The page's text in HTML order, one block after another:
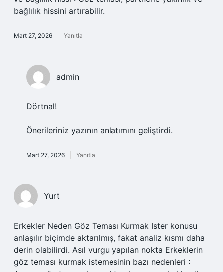
bağlılık hissini artırabilir.
Mart 27, 2026 Yanıtla
admin
Dörtnal!
Önerileriniz yazının anlatımını geliştirdi.
Mart 27, 2026 Yanıtla
Yurt
Erkekler Neden Göz Teması Kurmak Ister konusu
anlaşılır biçimde aktarılmış, fakat analiz kısmı daha
derin olabilirdi. Asıl vurgu yapılan nokta Erkeklerin
göz teması kurmak istemesinin bazı nedenleri :